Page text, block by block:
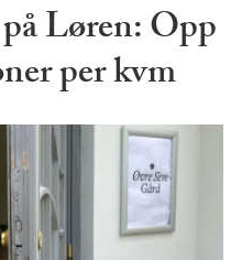
Løren: Opp
per kvm